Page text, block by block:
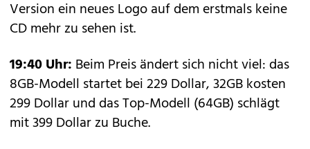
Version ein neues Logo auf dem erstmals keine
CD mehr zu sehen ist.
19:40 Uhr: Beim Preis ändert sich nicht viel: das
8GB-Modell startet bei 229 Dollar, 32GB kosten
299 Dollar und das Top-Modell (64GB) schlägt
mit 399 Dollar zu Buche.